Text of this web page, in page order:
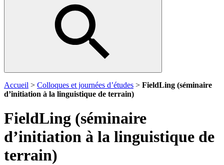
Accueil > Colloques et journées d’études > FieldLing (séminaire
d’initiation à la linguistique de terrain)
FieldLing (séminaire
d’initiation à la linguistique de
terrain)